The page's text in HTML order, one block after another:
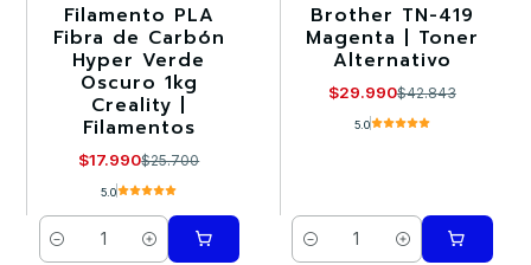
-30%
Filamento PLA
Fibra de Carbón
Hyper Verde
Oscuro 1kg
Creality |
Filamentos
$17.990$25.700
5.0
Cantidad
-30%
Brother TN-419
Magenta | Toner
Alternativo
$29.990$42.843
5.0
Cantidad